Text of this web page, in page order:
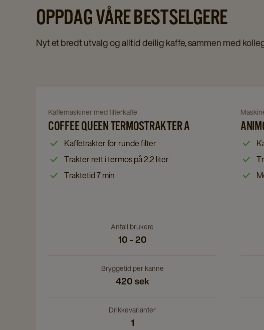
OPPDAG VÅRE BESTSELGERE
Nyt et bredt utvalg og alltid deilig kaffe, sammen med
Coffee
Queen
Termostrakter
A
details
Navigate
to
Coffee
Queen
A
Kaffemaskiner med filterkaffe
COFFEE QUEEN TERMOSTRAKTER A
Kaffetrakter for runde filter
Trakter rett i termos på 2,2 liter
Traktetid 7 min
Antall brukere
10 - 20
Bryggetid per kanne
420 sek
Drikkevarianter
1
to
2x10